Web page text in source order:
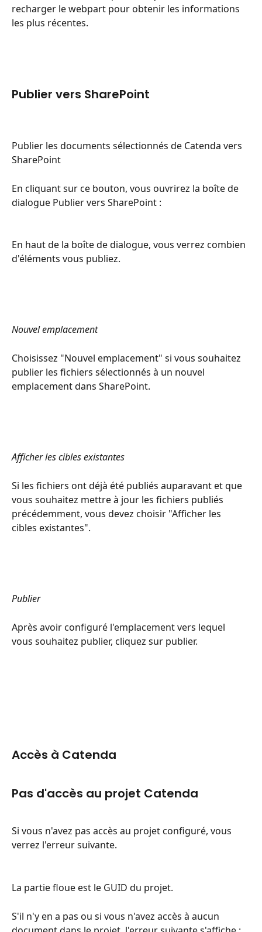
recharger le webpart pour obtenir les informations
les plus récentes.
Publier vers SharePoint
Publier les documents sélectionnés de Catenda vers
SharePoint
En cliquant sur ce bouton, vous ouvrirez la boîte de
dialogue Publier vers SharePoint :
En haut de la boîte de dialogue, vous verrez combien
d'éléments vous publiez.
Nouvel emplacement
Choisissez "Nouvel emplacement" si vous souhaitez
publier les fichiers sélectionnés à un nouvel
emplacement dans SharePoint.
Afficher les cibles existantes
Si les fichiers ont déjà été publiés auparavant et que
vous souhaitez mettre à jour les fichiers publiés
précédemment, vous devez choisir "Afficher les
cibles existantes".
Publier
Après avoir configuré l'emplacement vers lequel
vous souhaitez publier, cliquez sur publier.
Accès à Catenda
Pas d'accès au projet Catenda
Si vous n'avez pas accès au projet configuré, vous
verrez l'erreur suivante.
La partie floue est le GUID du projet.
S'il n'y en a pas ou si vous n'avez accès à aucun